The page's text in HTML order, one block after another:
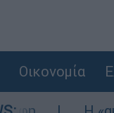
Οικονομία